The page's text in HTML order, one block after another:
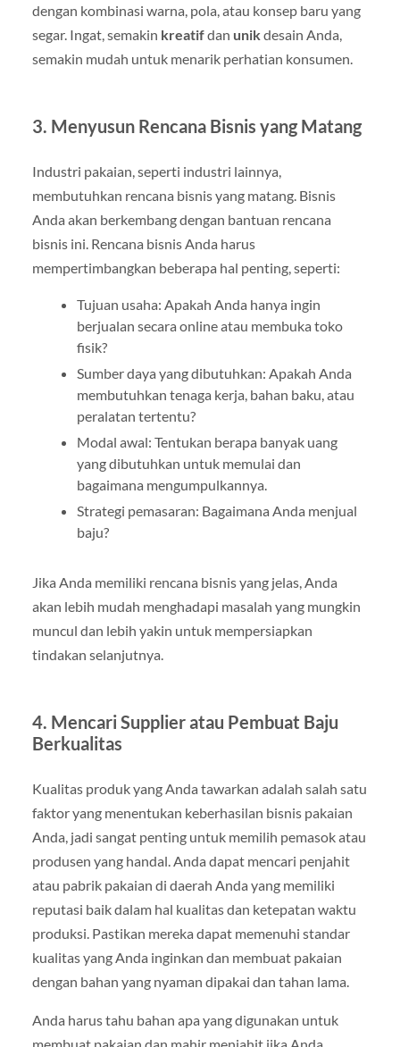
dengan kombinasi warna, pola, atau konsep baru yang
segar. Ingat, semakin kreatifdan unikdesain Anda,
semakin mudah untuk menarik perhatian konsumen.
3. Menyusun Rencana Bisnis yang Matang
Industri pakaian, seperti industri lainnya,
membutuhkan rencana bisnis yang matang. Bisnis
Anda akan berkembang dengan bantuan rencana
bisnis ini. Rencana bisnis Anda harus
mempertimbangkan beberapa hal penting, seperti:
Tujuan usaha: Apakah Anda hanya ingin
berjualan secara online atau membuka toko
fisik?
Sumber daya yang dibutuhkan: Apakah Anda
membutuhkan tenaga kerja, bahan baku, atau
peralatan tertentu?
Modal awal: Tentukan berapa banyak uang
yang dibutuhkan untuk memulai dan
bagaimana mengumpulkannya.
Strategi pemasaran: Bagaimana Anda menjual
baju?
Jika Anda memiliki rencana bisnis yang jelas, Anda
akan lebih mudah menghadapi masalah yang mungkin
muncul dan lebih yakin untuk mempersiapkan
tindakan selanjutnya.
4. Mencari Supplier atau Pembuat Baju
Berkualitas
Kualitas produk yang Anda tawarkan adalah salah satu
faktor yang menentukan keberhasilan bisnis pakaian
Anda, jadi sangat penting untuk memilih pemasok atau
produsen yang handal. Anda dapat mencari penjahit
atau pabrik pakaian di daerah Anda yang memiliki
reputasi baik dalam hal kualitas dan ketepatan waktu
produksi. Pastikan mereka dapat memenuhi standar
kualitas yang Anda inginkan dan membuat pakaian
dengan bahan yang nyaman dipakai dan tahan lama.
Anda harus tahu bahan apa yang digunakan untuk